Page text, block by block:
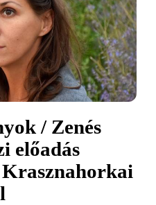
/ Zenés
előadás